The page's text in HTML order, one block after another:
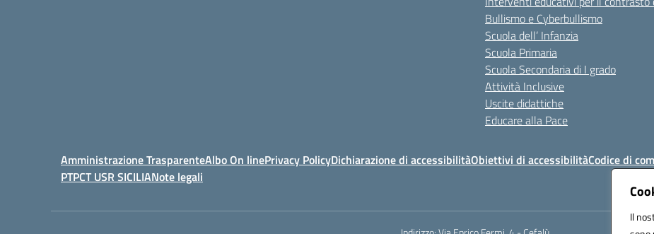
Il
Bullismo e Cyberbullismo
Scuola dell’ Infanzia
Scuola Primaria
Scuola Secondaria di I grado
Attività Inclusive
Uscite didattiche
Educare alla Pace
Amministrazione TrasparenteAlbo On linePrivacy PolicyDichiarazione di accessibilitàObiettivi di accessibilitàCodice di
PTPCT USR SICILIANote legali